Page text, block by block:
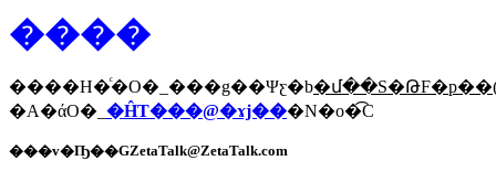
����
����H�ͨ�O�_���g��Ψƹ�b�մ��S�ԹF�p��
�A�άO�_ �ĤT���@�ɤj���N�o�͡C
���v�Ҧ��GZetaTalk@ZetaTalk.com